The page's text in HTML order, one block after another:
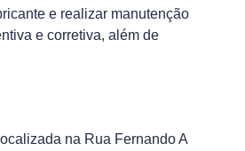
e realizar manutenção
e corretiva, além de
na Rua Fernando A